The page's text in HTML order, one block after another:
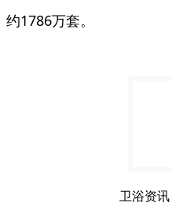
约1786万套。
卫浴资